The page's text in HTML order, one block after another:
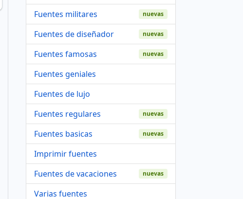
Fuentes militares nuevas
Fuentes de diseñador nuevas
Fuentes famosas nuevas
Fuentes geniales
Fuentes de lujo
Fuentes regulares
nuevas
Fuentes basicas nuevas
Imprimir fuentes
Fuentes de vacaciones
nuevas
Varias fuentes